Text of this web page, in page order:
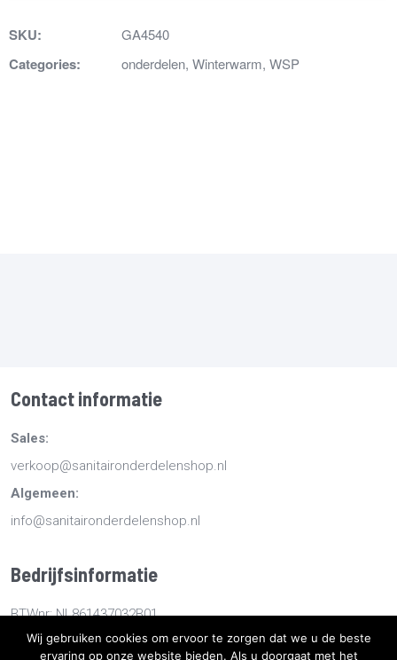
SKU: GA4540
Categories: onderdelen, Winterwarm, WSP
Contact informatie
Sales:
verkoop@sanitaironderdelenshop.nl
Algemeen:
info@sanitaironderdelenshop.nl
Bedrijfsinformatie
BTWnr: NL861437032B01
KvKnr: 78527112
Wij gebruiken cookies om ervoor te zorgen dat we u de beste
ervaring op onze website bieden. Als u doorgaat met het